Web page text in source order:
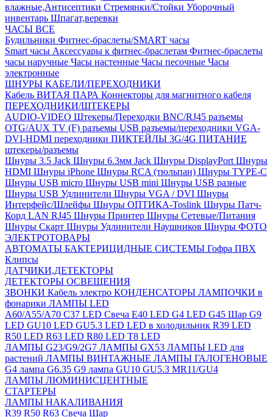
влажные,Антисептики Стремянки/Стойки Уборочный
инвентарь Шпагат,веревки
ЧАСЫ ВСЕ
Будильники Фитнес-браслеты/SMART часы
Smart часы Аксессуары к фитнес-браслетам Фитнес-браслеты
часы наручные Часы настенные Часы песочные Часы
электронные
ШНУРЫ КАБЕЛИ/ПЕРЕХОДНИКИ
Кабель ВИТАЯ ПАРА Коннекторы для магнитного кабеля
ПЕРЕХОДНИКИ/ШТЕКЕРЫ
AUDIO-VIDEO Штекеры/Переходки BNC/RJ45 разъемы
OTG/AUX TV (F) разъемы USB разъемы/переходники VGA-
DVI-HDMI переходники ПИКТЕЙЛЫ 3G/4G ПИТАНИЕ
штекеры/разъемы
Шнуры 3.5 Jack Шнуры 6.3мм Jack Шнуры DisplayPort Шнуры
HDMI Шнуры iPhone Шнуры RCA (тюльпан) Шнуры TYPE-C
Шнуры USB micro Шнуры USB mini Шнуры USB разные
Шнуры USB Удлинители Шнуры VGA / DVI Шнуры
Интерфейс/Шлейфы Шнуры ОПТИКА-Toslink Шнуры Патч-
Корд LAN RJ45 Шнуры Принтер Шнуры Сетевые/Питания
Шнуры Скарт Шнуры Удлинители Наушников Шнуры ФОТО
ЭЛЕКТРОТОВАРЫ
АВТОМАТЫ БАКТЕРИЦИДНЫЕ СИСТЕМЫ Гофра ПВХ
Клипсы
ДАТЧИКИ,ДЕТЕКТОРЫ
ДЕТЕКТОРЫ ОСВЕЩЕНИЯ
ЗВОНКИ Кабель электро КОНДЕНСАТОРЫ ЛАМПОЧКИ в
фонарики ЛАМПЫ LED
A60/A55/A70 C37 LED Свеча E40 LED G4 LED G45 Шар G9
LED GU10 LED GU5.3 LED LED в холодильник R39 LED
R50 LED R63 LED R80 LED T8 LED
ЛАМПЫ G23/G9/2G7 ЛАМПЫ GX53 ЛАМПЫ LED для
растений ЛАМПЫ ВИНТАЖНЫЕ ЛАМПЫ ГАЛОГЕНОВЫЕ
G4 лампа G6.35 G9 лампа GU10 GU5.3 MR11/GU4
ЛАМПЫ ЛЮМИНИСЦЕНТНЫЕ
СТАРТЕРЫ
ЛАМПЫ НАКАЛИВАНИЯ
R39 R50 R63 Свеча Шар